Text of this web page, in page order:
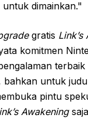
dimainkan."
gratis
komitmen
bahkan untuk
pintu
Awakening